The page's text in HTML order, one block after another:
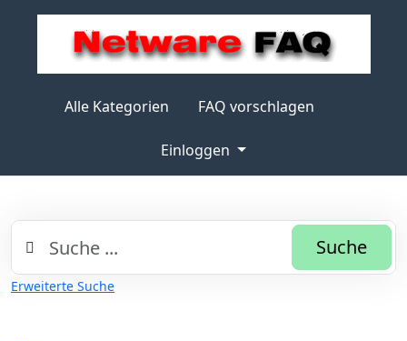
Alle Kategorien FAQ vorschlagen
Einloggen
Suche
Erweiterte Suche